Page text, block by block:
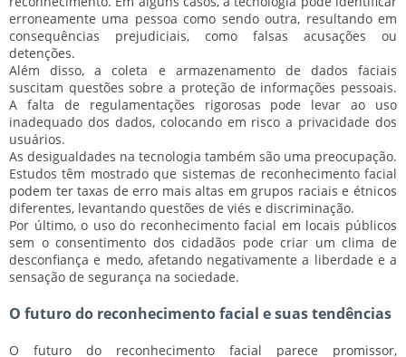
erroneamente uma pessoa como sendo outra, resultando em
consequências prejudiciais, como falsas acusações ou
detenções.
Além disso, a coleta e armazenamento de dados faciais
suscitam questões sobre a proteção de informações pessoais.
A falta de regulamentações rigorosas pode levar ao uso
inadequado dos dados, colocando em risco a privacidade dos
usuários.
As desigualdades na tecnologia também são uma preocupação.
Estudos têm mostrado que sistemas de reconhecimento facial
podem tertaxas de erro mais altas em grupos raciais e étnicos
diferentes, levantando questões de viés e discriminação.
Por último, o uso do reconhecimento facial em locais públicos
sem o consentimento dos cidadãos pode criar um clima de
desconfiança e medo, afetando negativamente a liberdade e a
sensação de segurança na sociedade.
O futuro do reconhecimento facial e suas tendências
O futuro do reconhecimento facial parece promissor,